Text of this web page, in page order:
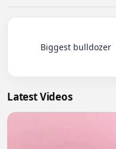
Latest Videos